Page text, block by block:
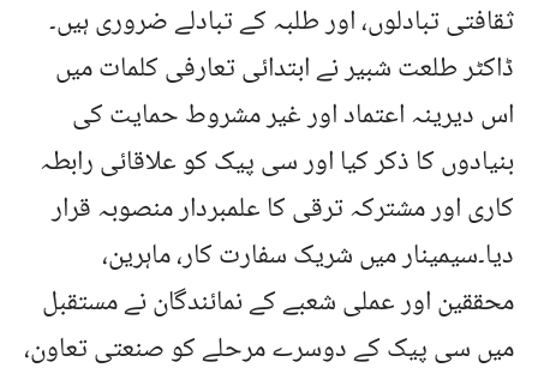
ثقافتی تبادلوں، اور طلبہ کے تبادلے ضروری ہیں۔
ڈاکٹر طلعت شبیر نے ابتدائی تعارفی کلمات میں
اس دیرینہ اعتماد اور غیر مشروط حمایت کی
بنیادوں کا ذکر کیا اور سی پیک کو علاقائی رابطہ
کاری اور مشترکہ ترقی کا علمبردار منصوبہ قرار
دیا۔سیمینار میں شریک سفارت کار، ماہرین،
محققین اور عملی شعبے کے نمائندگان نے مستقبل
میں سی پیک کے دوسرے مرحلے کو صنعتی تعاون،